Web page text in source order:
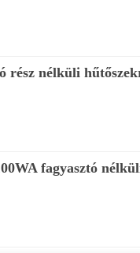
rész nélküli
fagyasztó